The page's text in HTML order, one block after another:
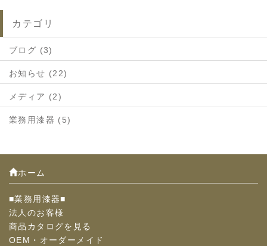
カテゴリ
ブログ (3)
お知らせ (22)
メディア (2)
業務用漆器 (5)
ホーム
■業務用漆器■
法人のお客様
商品カタログを見る
OEM・オーダーメイド